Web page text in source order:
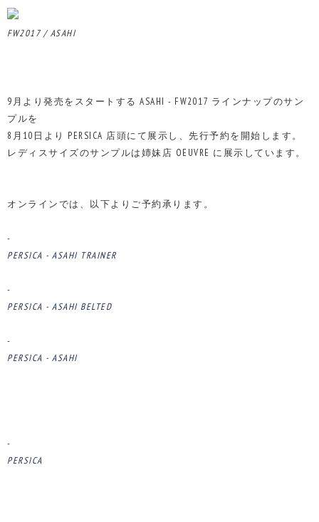
FW2017 / ASAHI
9月より発売をスタートする ASAHI - FW2017 ラインナップのサン
プルを
8月10日より PERSICA 店頭にて展示し、先行予約を開始します。
レディスサイズのサンプルは姉妹店 OEUVRE に展示しています。
オンラインでは、以下よりご予約承ります。
-
PERSICA - ASAHI TRAINER
-
PERSICA - ASAHI BELTED
-
PERSICA - ASAHI
-
PERSICA